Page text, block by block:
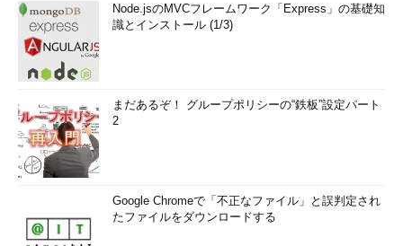
Node.jsのMVCフレームワーク「Express」の基礎知
識とインストール (1/3)
まだあるぞ！ グループポリシーの“鉄板”設定パート
2
Google Chromeで「不正なファイル」と誤判定され
たファイルをダウンロードする